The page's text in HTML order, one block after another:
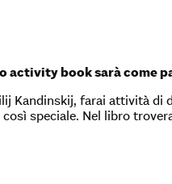
book sarà come
Kandinskij, farai attività
speciale. Nel libro